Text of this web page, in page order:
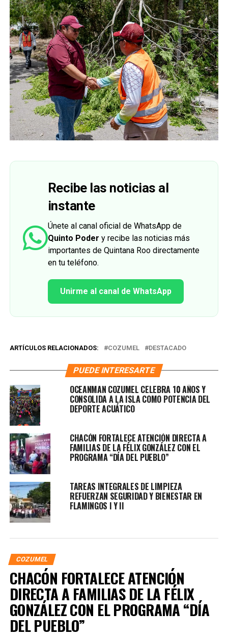
Recibe las noticias al
instante
Únete al canal oficial de WhatsApp de
Quinto Poder y recibe las noticias más
importantes de Quintana Roo directamente
en tu teléfono.
Unirme al canal de WhatsApp
ARTÍCULOS RELACIONADOS: COZUMEL DESTACADO
PUEDE INTERESARTE
OCEANMAN COZUMEL CELEBRA 10 AÑOS Y
CONSOLIDA A LA ISLA COMO POTENCIA DEL
DEPORTE ACUÁTICO
CHACÓN FORTALECE ATENCIÓN DIRECTA A
FAMILIAS DE LA FÉLIX GONZÁLEZ CON EL
PROGRAMA “DÍA DEL PUEBLO”
TAREAS INTEGRALES DE LIMPIEZA
REFUERZAN SEGURIDAD Y BIENESTAR EN
FLAMINGOS I Y II
COZUMEL
CHACÓN FORTALECE ATENCIÓN
DIRECTA A FAMILIAS DE LA FÉLIX
GONZÁLEZ CON EL PROGRAMA “DÍA
DEL PUEBLO”